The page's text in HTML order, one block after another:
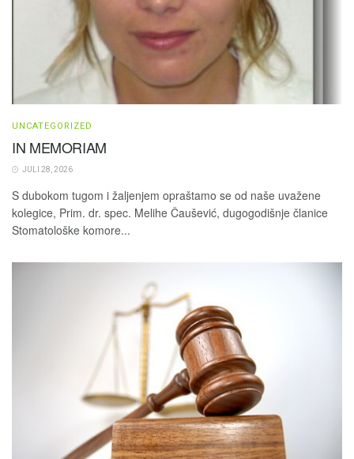
UNCATEGORIZED
IN MEMORIAM
JULI 28, 2026
S dubokom tugom i žaljenjem opraštamo se od naše uvažene
kolegice, Prim. dr. spec. Melihe Čaušević, dugogodišnje članice
Stomatološke komore...